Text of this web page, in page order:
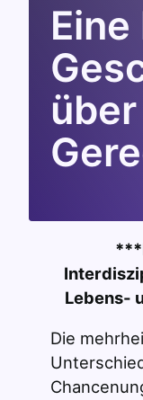
über
Lebens-
Die